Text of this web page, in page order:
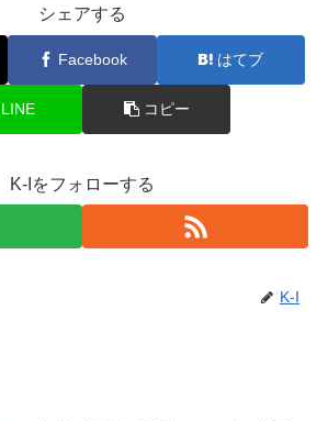
シェアする
Facebook はてブ
LINE コピー
K-Iをフォローする
K-I